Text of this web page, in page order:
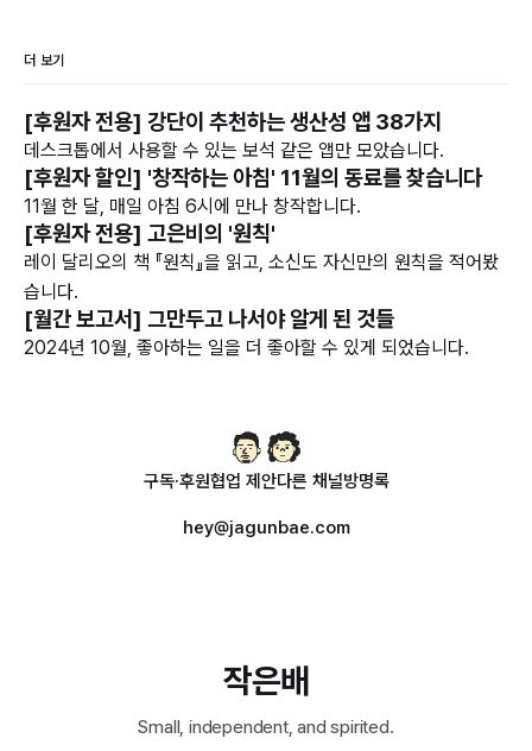
더 보기
[후원자 전용] 강단이 추천하는 생산성 앱 38가지
데스크톱에서 사용할 수 있는 보석 같은 앱만 모았습니다.
[후원자 할인] '창작하는 아침' 11월의 동료를 찾습니다
11월 한 달, 매일 아침 6시에 만나 창작합니다.
[후원자 전용] 고은비의 '원칙'
레이 달리오의 책 『원칙』을 읽고, 소신도 자신만의 원칙을 적어봤
습니다.
[월간 보고서] 그만두고 나서야 알게 된 것들
2024년 10월, 좋아하는 일을 더 좋아할 수 있게 되었습니다.
구독·후원협업 제안다른 채널방명록
hey@jagunbae.com
작은배
Small, independent, and spirited.